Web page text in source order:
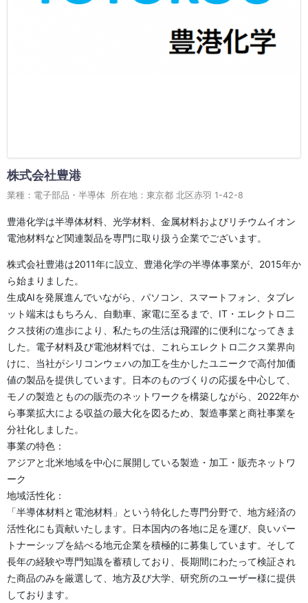
株式会社豊港
業種：電子部品・半導体 所在地：東京都 北区赤羽 1-42-8
豊港化学は半導体材料、光学材料、金属材料およびリチウムイオン
電池材料など関連製品を専門に取り扱う企業でございます。
株式会社豊港は2011年に設立、豊港化学の半導体事業が、2015年か
ら始まりました。
生成AIを発展進んでいながら、パソコン、スマートフォン、タブレ
ット端末はもちろん、自動車、家電に至るまで、IT・エレクトロ二
クス技術の進歩により、私たちの生活は飛躍的に便利になってきま
した。電子材料及び電池材料では、これらエレクトロ二クス業界向
けに、当社がシリコンウェハの加工を生かしたユニークで高付加価
値の製品を提供しています。日本のものづくりの応援を中心して、
モノの製造とものの販売のネットワークを構築しながら、2022年か
ら事業拡大による収益の最大化を図るため、製造事業と商社事業を
分社化しました。
事業の特色：
アジアと北米地域を中心に展開している製造・加工・販売ネットワ
ーク
地域活性化：
「半導体材料と電池材料」という特化した専門分野で、地方経済の
活性化にも貢献いたします。日本国内の各地に足を運び、良いパー
トナーシップを結べる地元企業を積極的に募集しています。そして
長年の経験や専門知識を蓄積しており、長期間にわたって検証され
た商品のみを厳選して、地方及び大学、研究所のユーザー様に提供
しております。